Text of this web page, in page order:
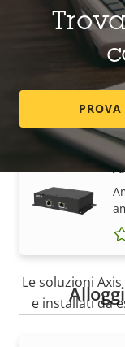
PROVA
Le soluzioni
e installati da